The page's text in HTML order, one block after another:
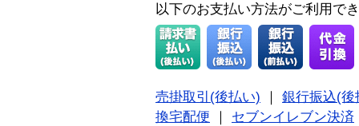
以下のお支払い方法がご利用で
売掛取引(後払い)
銀行振込(後
換宅配便
セブンイレブン決済